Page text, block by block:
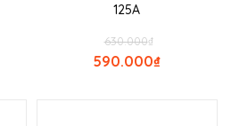
125A
₫
630.000
₫
590.000